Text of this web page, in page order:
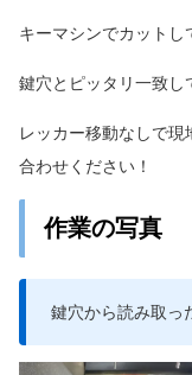
キーマシンでカットし
鍵穴とピッタリ一致し
レッカー移動なしで
合わせください！
作業の写真
鍵穴から読み取っ